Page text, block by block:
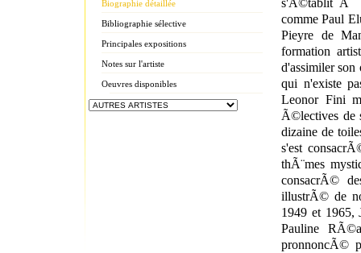
Biographie détaillée
Bibliographie sélective
Principales expositions
Notes sur l'artiste
Oeuvres disponibles
s'Ã©tablit Ã
comme Paul
Pieyre de
formation
d'assimiler
qui n'existe
Leonor Fini
Ã©lectives de
dizaine de
s'est
thÃ¨mes
consacrÃ©
illustrÃ© de
1949 et 1965,
Pauline
pronnoncÃ©